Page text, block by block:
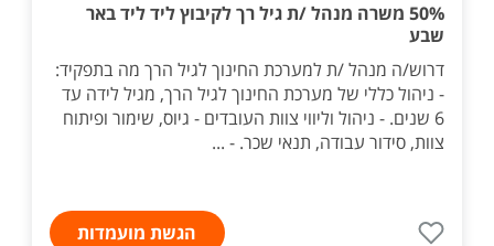
50% משרה מנהל /ת גיל רך לקיבוץ ליד ליד באר
שבע
דרוש/ה מנהל /ת למערכת החינוך לגיל הרך מה בתפקיד:
- ניהול כללי של מערכת החינוך לגיל הרך, מגיל לידה עד
6 שנים. - ניהול וליווי צוות העובדים - גיוס, שימור ופיתוח
צוות, סידור עבודה, תנאי שכר. - ...
הגשת מועמדות